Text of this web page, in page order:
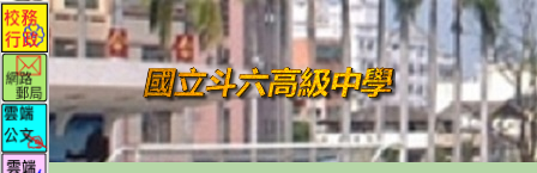
跳
轉
至
主
要
內
容